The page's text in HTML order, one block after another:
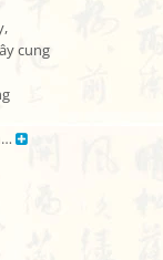
cung